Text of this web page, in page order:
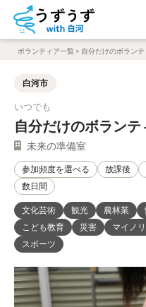
ボランティア一覧 > 自分だけのボラン
白河市
いつでも
自分だけのボランテ
未来の準備室
参加頻度を選べる 放課後
数日間
文化芸術 観光 農林業
こども教育
災害 マイノ
スポーツ